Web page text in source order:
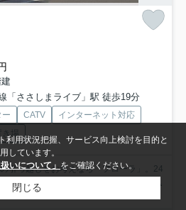
「ささしまライブ」駅 徒歩19分
ー CATV
インターネット対応
場
引っ越しをお考えなら「フローラ」。24
ば、生ゴミもすぐに捨てられ...
利用状況把握、サービス向上検討を目的と
しています。
いについて」 をご確認ください。
閉じる